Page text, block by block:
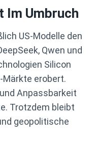
Im Umbruch
US-Modelle den
Qwen und
Silicon
Märkte erobert.
Anpassbarkeit
Trotzdem bleibt
geopolitische